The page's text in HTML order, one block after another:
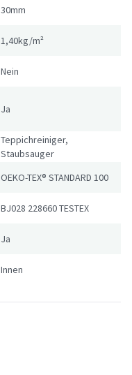
30mm
1,40kg/m²
Nein
Ja
Teppichreiniger,
Staubsauger
OEKO-TEX® STANDARD 100
BJ028 228660 TESTEX
Ja
Innen